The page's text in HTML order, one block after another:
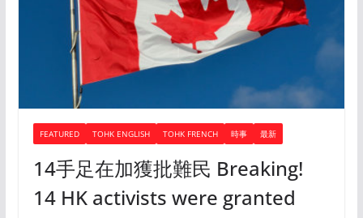
FEATURED TOHK ENGLISH TOHK FRENCH 時事 最新
14手足在加獲批難民 Breaking!
14 HK activists were granted